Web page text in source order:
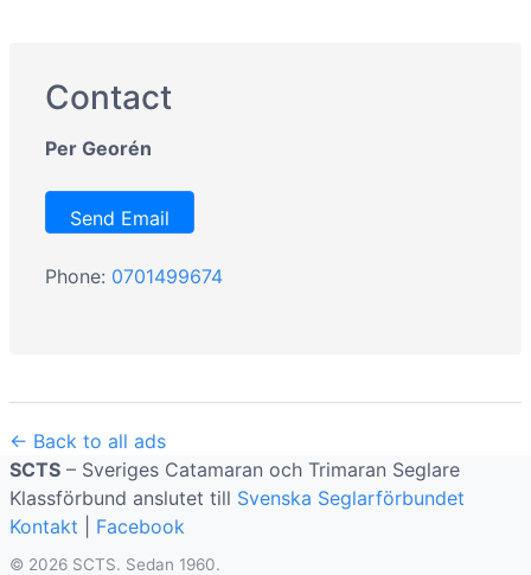
Contact
Per Georén
Send Email
Phone: 0701499674
← Back to all ads
SCTS – Sveriges Catamaran och Trimaran Seglare
Klassförbund anslutet till Svenska Seglarförbundet
Kontakt
Facebook
© 2026 SCTS. Sedan 1960.